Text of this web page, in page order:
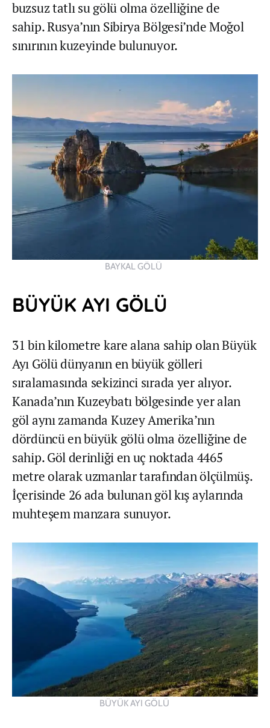
buzsuz tatlı su gölü olma özelliğine de
sahip. Rusya’nın Sibirya Bölgesi’nde Moğol
sınırının kuzeyinde bulunuyor.
BAYKAL GÖLÜ
BÜYÜK AYI GÖLÜ
31 bin kilometre kare alana sahip olan Büyük
Ayı Gölü dünyanın en büyük gölleri
sıralamasında sekizinci sırada yer alıyor.
Kanada’nın Kuzeybatı bölgesinde yer alan
göl aynı zamanda Kuzey Amerika’nın
dördüncü en büyük gölü olma özelliğine de
sahip. Göl derinliği en uç noktada 4465
metre olarak uzmanlar tarafından ölçülmüş.
İçerisinde 26 ada bulunan göl kış aylarında
muhteşem manzara sunuyor.
BÜYÜK AYI GÖLÜ